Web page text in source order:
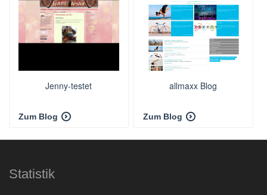
Jenny-testet
Zum Blog
allmaxx Blog
Zum Blog
Statistik